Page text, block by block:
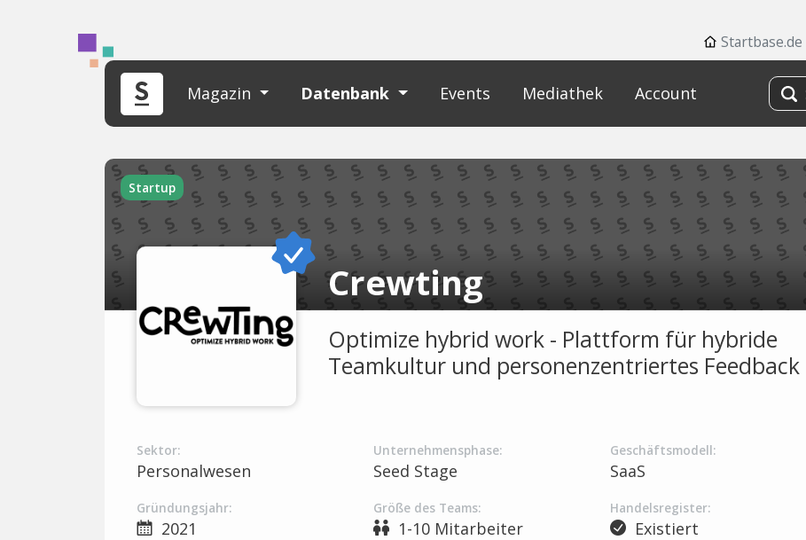
Startbase.de
Magazin Datenbank Events Mediathek Account
Startup
Crewting
Optimize hybrid work - Plattform für hybride
Teamkultur und personenzentriertes Feedback
Sektor:
Personalwesen
Unternehmensphase:
Seed Stage
Geschäftsmodell:
SaaS
Gründungsjahr:
2021
Größe des Teams:
1-10 Mitarbeiter
Handelsregister:
Existiert